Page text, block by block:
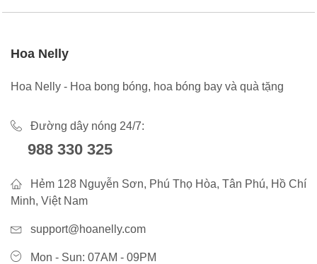
Hoa Nelly
Hoa Nelly - Hoa bong bóng, hoa bóng bay và quà tặng
Đường dây nóng 24/7:
988 330 325
Hẻm 128 Nguyễn Sơn, Phú Thọ Hòa, Tân Phú, Hồ Chí
Minh, Việt Nam
support@hoanelly.com
Mon - Sun: 07AM - 09PM